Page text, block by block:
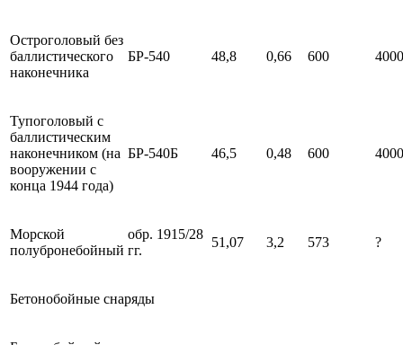
Остроголовый без
баллистического
наконечника
БР-540 48,8 0,66 600 4000
Тупоголовый с
баллистическим
наконечником (на
вооружении с
конца 1944 года)
БР-540Б 46,5 0,48 600 4000
Морской
полубронебойный
обр. 1915/28
гг.
51,07 3,2 573 ?
Бетонобойные снаряды